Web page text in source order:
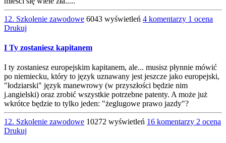
12. Szkolenie zawodowe 6043 wyświetleń 4 komentarzy 1 ocena
Drukuj
I Ty zostaniesz kapitanem
I ty zostaniesz europejskim kapitanem, ale... musisz płynnie mówić
po niemiecku, który to język uznawany jest jeszcze jako europejski,
"łodziarski" język manewrowy (w przyszłości będzie nim
j.angielski) oraz zrobić wszystkie potrzebne patenty. A może już
wkrótce będzie to tylko jeden: "żeglugowe prawo jazdy"?
12. Szkolenie zawodowe 10272 wyświetleń 16 komentarzy 2 ocena
Drukuj